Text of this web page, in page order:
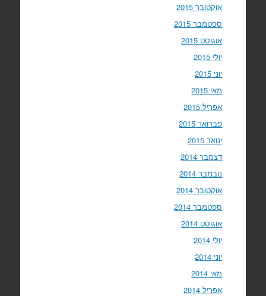
אוקטובר 2015
ספטמבר 2015
אוגוסט 2015
יולי 2015
יוני 2015
מאי 2015
אפריל 2015
פברואר 2015
ינואר 2015
דצמבר 2014
נובמבר 2014
אוקטובר 2014
ספטמבר 2014
אוגוסט 2014
יולי 2014
יוני 2014
מאי 2014
אפריל 2014